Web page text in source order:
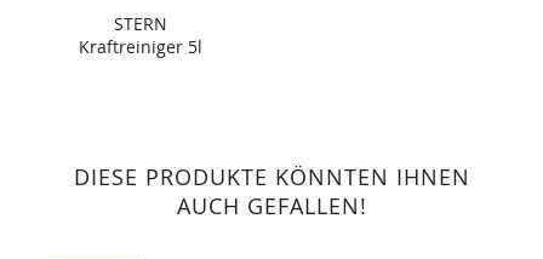
STERN
Kraftreiniger 5l
DIESE PRODUKTE KÖNNTEN IHNEN
AUCH GEFALLEN!